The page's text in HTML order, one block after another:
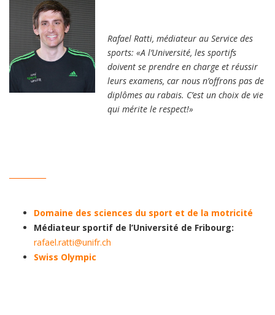
Rafael Ratti, médiateur au Service des
sports: «A l’Université, les sportifs
doivent se prendre en charge et réussir
leurs examens, car nous n’offrons pas de
diplômes au rabais. C’est un choix de vie
qui mérite le respect!»
Domaine des sciences du sport et de la motricité
Médiateur sportif de l’Université de Fribourg:
rafael.ratti@unifr.ch
Swiss Olympic